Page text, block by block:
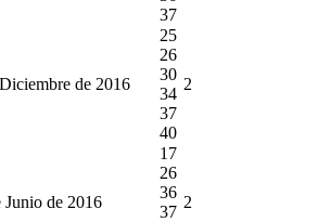
37
de 2016
25
26
30
34
37
40
2
Junio de 2016
17
26
36
37
2